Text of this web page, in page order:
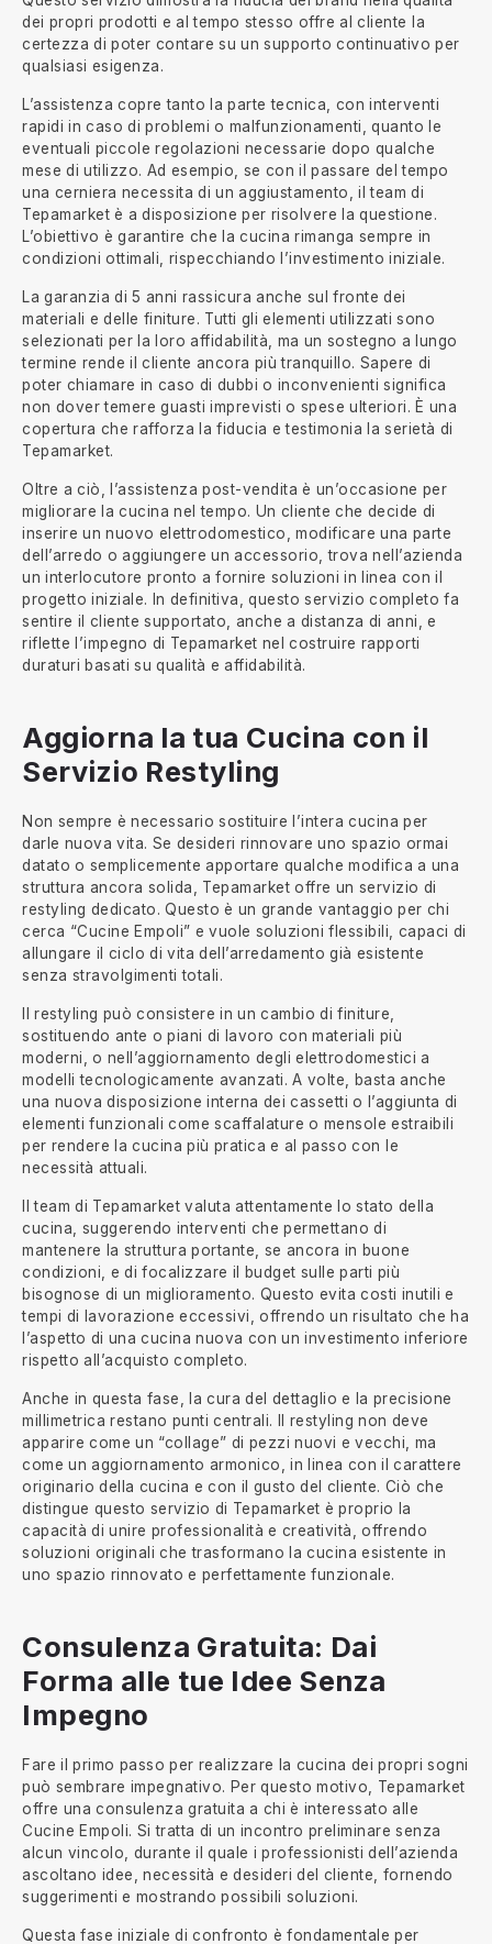
dei propri prodotti e al tempo stesso offre al cliente la
certezza di poter contare su un supporto continuativo per
qualsiasi esigenza.
L’assistenza copre tanto la parte tecnica, con interventi
rapidi in caso di problemi o malfunzionamenti, quanto le
eventuali piccole regolazioni necessarie dopo qualche
mese di utilizzo. Ad esempio, se con il passare del tempo
una cerniera necessita di un aggiustamento, il team di
Tepamarket è a disposizione per risolvere la questione.
L’obiettivo è garantire che la cucina rimanga sempre in
condizioni ottimali, rispecchiando l’investimento iniziale.
La garanzia di 5 anni rassicura anche sul fronte dei
materiali e delle finiture. Tutti gli elementi utilizzati sono
selezionati per la loro affidabilità, ma un sostegno a lungo
termine rende il cliente ancora più tranquillo. Sapere di
poter chiamare in caso di dubbi o inconvenienti significa
non dover temere guasti imprevisti o spese ulteriori. È una
copertura che rafforza la fiducia e testimonia la serietà di
Tepamarket.
Oltre a ciò, l’assistenza post-vendita è un’occasione per
migliorare la cucina nel tempo. Un cliente che decide di
inserire un nuovo elettrodomestico, modificare una parte
dell’arredo o aggiungere un accessorio, trova nell’azienda
un interlocutore pronto a fornire soluzioni in linea con il
progetto iniziale. In definitiva, questo servizio completo fa
sentire il cliente supportato, anche a distanza di anni, e
riflette l’impegno di Tepamarket nel costruire rapporti
duraturi basati su qualità e affidabilità.
Aggiorna la tua Cucina con il
Servizio Restyling
Non sempre è necessario sostituire l’intera cucina per
darle nuova vita. Se desideri rinnovare uno spazio ormai
datato o semplicemente apportare qualche modifica a una
struttura ancora solida, Tepamarket offre un servizio di
restyling dedicato. Questo è un grande vantaggio per chi
cerca “Cucine Empoli” e vuole soluzioni flessibili, capaci di
allungare il ciclo di vita dell’arredamento già esistente
senza stravolgimenti totali.
Il restyling può consistere in un cambio di finiture,
sostituendo ante o piani di lavoro con materiali più
moderni, o nell’aggiornamento degli elettrodomestici a
modelli tecnologicamente avanzati. A volte, basta anche
una nuova disposizione interna dei cassetti o l’aggiunta di
elementi funzionali come scaffalature o mensole estraibili
per rendere la cucina più pratica e al passo con le
necessità attuali.
Il team di Tepamarket valuta attentamente lo stato della
cucina, suggerendo interventi che permettano di
mantenere la struttura portante, se ancora in buone
condizioni, e di focalizzare il budget sulle parti più
bisognose di un miglioramento. Questo evita costi inutili e
tempi di lavorazione eccessivi, offrendo un risultato che ha
l’aspetto di una cucina nuova con un investimento inferiore
rispetto all’acquisto completo.
Anche in questa fase, la cura del dettaglio e la precisione
millimetrica restano punti centrali. Il restyling non deve
apparire come un “collage” di pezzi nuovi e vecchi, ma
come un aggiornamento armonico, in linea con il carattere
originario della cucina e con il gusto del cliente. Ciò che
distingue questo servizio di Tepamarket è proprio la
capacità di unire professionalità e creatività, offrendo
soluzioni originali che trasformano la cucina esistente in
uno spazio rinnovato e perfettamente funzionale.
Consulenza Gratuita: Dai
Forma alle tue Idee Senza
Impegno
Fare il primo passo per realizzare la cucina dei propri sogni
può sembrare impegnativo. Per questo motivo, Tepamarket
offre una consulenza gratuita a chi è interessato alle
Cucine Empoli. Si tratta di un incontro preliminare senza
alcun vincolo, durante il quale i professionisti dell’azienda
ascoltano idee, necessità e desideri del cliente, fornendo
suggerimenti e mostrando possibili soluzioni.
Questa fase iniziale di confronto è fondamentale per